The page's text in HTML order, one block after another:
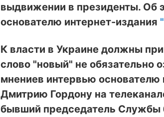
выдвижении в президенты. Об
основателю интернет-издания
К власти в Украине должны
слово "новый" не обязательно
мнениев интервью
Дмитрию Гордону на
бывший председатель Службы